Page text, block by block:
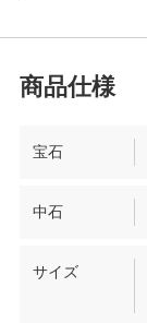
宝石
中石
サイズ